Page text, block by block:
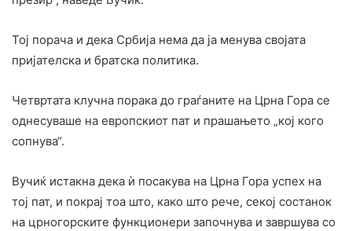
Тој порача и дека Србија нема да ја менува својата
пријателска и братска политика.
Четвртата клучна порака до граѓаните на Црна Гора се
однесуваше на европскиот пат и прашањето „кој кого
сопнува“.
Вучиќ истакна дека ѝ посакува на Црна Гора успех на
тој пат, и покрај тоа што, како што рече, секој состанок
на црногорските функционери започнува и завршува со